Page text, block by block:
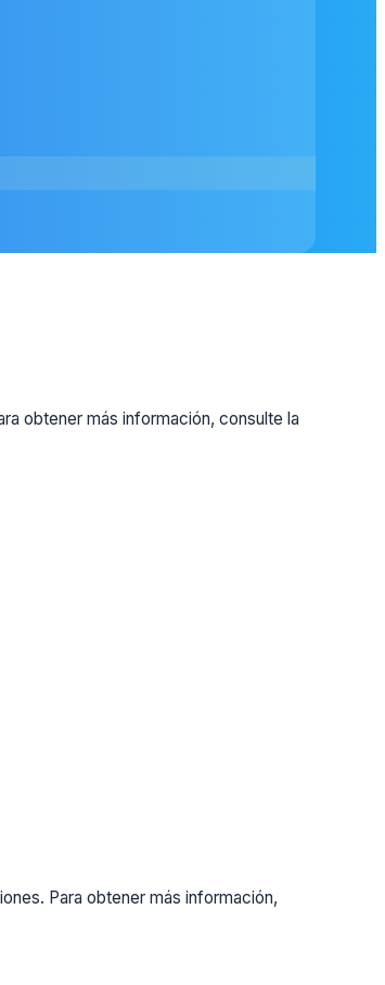
obtener más información, consulte la
Para obtener más información,